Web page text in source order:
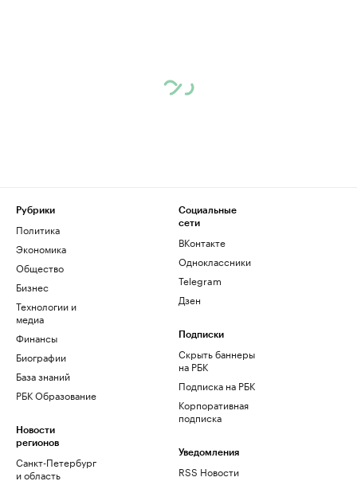
Рубрики
Политика
Экономика
Общество
Бизнес
Технологии и
медиа
Финансы
Биографии
База знаний
РБК Образование
Новости
регионов
Санкт-Петербург
и область
Социальные
сети
ВКонтакте
Одноклассники
Telegram
Дзен
Подписки
Скрыть баннеры
на РБК
Подписка на РБК
Корпоративная
подписка
Уведомления
RSS Новости